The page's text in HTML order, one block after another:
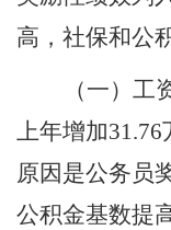
高，社保和公
（一） 工
上年增加31.76
原因是公务员
公积金基数提